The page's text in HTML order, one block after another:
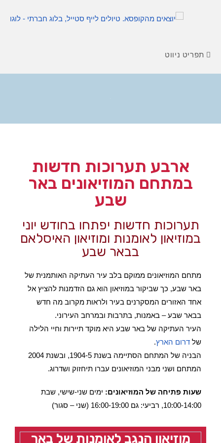
תפריט ניווט
ארבע תערוכות חדשות
במתחם המוזיאונים באר
שבע
תערוכות חדשות יפתחו בחודש יוני
במוזיאון לאומנות ומוזיאון האיסלאם
בבאר שבע
מתחם המוזיאונים ממוקם בלב עיר העתיקה האותמנית של
באר שבע, כך שביקור במוזיאון הוא גם הזדמנות להציץ אל
אחד האזורים המסקרנים בעיר ולראות מקרוב מה חדש
בבאר שבע – באמנות, בתרבות ובמרחב העירוני.
העיר העתיקה של באר שבע היא מוקד תיירות וחיי הלילה
של דרום הארץ.
הבניה של המתחם הסתיימה בשנת 1904-5, ובשנת 2004
המתחם ושני מבני המוזיאונים עברו תיחזוק ושדרוג.
שעות פתיחה של המוזיאונים: ימים שני-שישי, שבת
10:00-14:00, רביעי: גם 16:00-19:00 (שני – סגור)
מוזיאון הנגב לאומנות של באר